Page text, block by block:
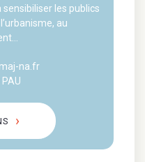
les publics
au
na.fr